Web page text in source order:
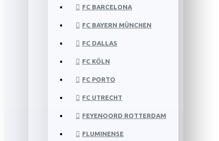
FC BARCELONA
FC BAYERN MÜNCHEN
FC DALLAS
FC KÖLN
FC PORTO
FC UTRECHT
FEYENOORD ROTTERDAM
FLUMINENSE